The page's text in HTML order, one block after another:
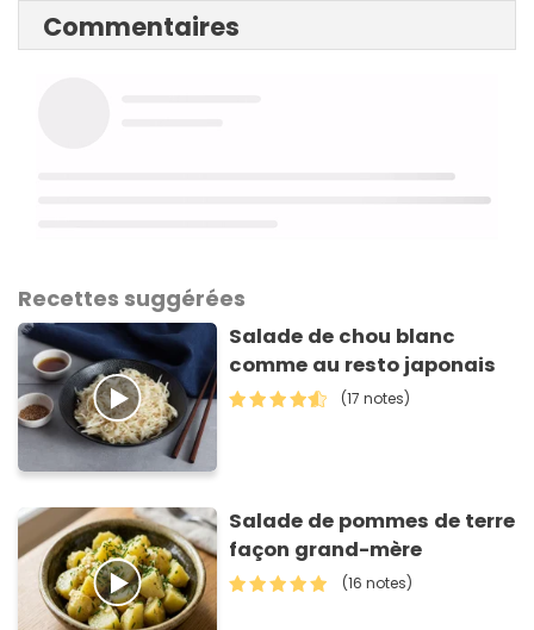
Commentaires
Recettes suggérées
Salade de chou blanc
comme au resto japonais
(17 notes)
Salade de pommes de terre
façon grand-mère
(16 notes)